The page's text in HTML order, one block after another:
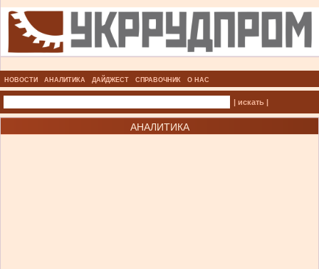
НОВОСТИ АНАЛИТИКА ДАЙДЖЕСТ СПРАВОЧНИК О НАС
| искать |
АНАЛИТИКА